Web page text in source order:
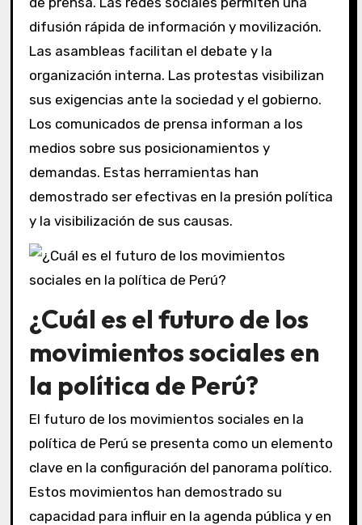
difusión rápida de información y movilización.
Las asambleas facilitan el debate y la
organización interna. Las protestas visibilizan
sus exigencias ante la sociedad y el gobierno.
Los comunicados de prensa informan a los
medios sobre sus posicionamientos y
demandas. Estas herramientas han
demostrado ser efectivas en la presión política
y la visibilización de sus causas.
¿Cuál es el futuro de los
movimientos sociales en
la política de Perú?
El futuro de los movimientos sociales en la
política de Perú se presenta como un elemento
clave en la configuración del panorama político.
Estos movimientos han demostrado su
capacidad para influir en la agenda pública y en